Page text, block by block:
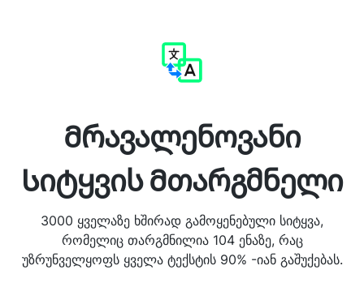
Მრავალენოვანი
Სიტყვის Მთარგმნელი
3000 ყველაზე ხშირად გამოყენებული სიტყვა,
რომელიც თარგმნილია 104 ენაზე, რაც
უზრუნველყოფს ყველა ტექსტის 90% -იან გაშუქებას.